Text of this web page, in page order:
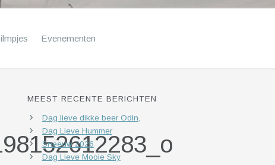
Evenementen
MEEST RECENTE BERICHTEN
Dag lieve dikke beer Odin,
Dag Lieve Hummer
Sneeuw 2026
Dag Lieve Mooie Sky